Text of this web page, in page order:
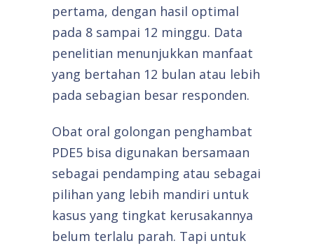
pertama, dengan hasil optimal
pada 8 sampai 12 minggu. Data
penelitian menunjukkan manfaat
yang bertahan 12 bulan atau lebih
pada sebagian besar responden.
Obat oral golongan penghambat
PDE5 bisa digunakan bersamaan
sebagai pendamping atau sebagai
pilihan yang lebih mandiri untuk
kasus yang tingkat kerusakannya
belum terlalu parah. Tapi untuk